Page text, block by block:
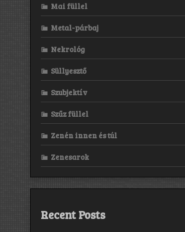
Mai füllel
Metal-párbaj
Nekrológ
Süllyesztő
Szubjektív
Szűz füllel
Zenén innen és túl
Zenesarok
Recent Posts